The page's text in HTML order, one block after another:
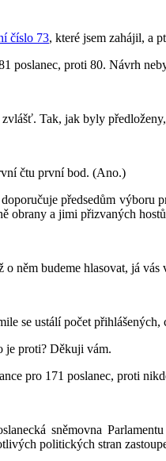
číslo 73, které jsem zahájil, a
poslanec, proti 80. Návrh
Tak, jak byly
čtu první bod. (Ano.)
předsedům
obrany a jimi přizvaných
o něm budeme hlasovat, já
se ustálí počet přihlášených,
je proti? Děkuji vám.
pro 171 poslanec, proti
sněmovna
politických stran